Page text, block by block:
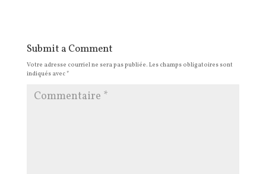
Submit a Comment
Votre adresse courriel ne sera pas publiée. Les champs obligatoires sont
indiqués avec *